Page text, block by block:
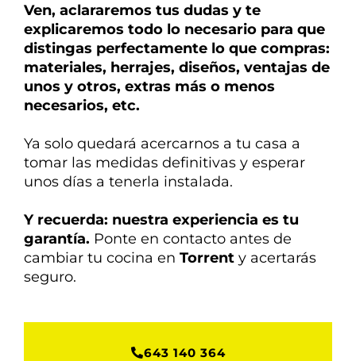
Ven, aclararemos tus dudas y te
explicaremos todo lo necesario para que
distingas perfectamente lo que compras:
materiales, herrajes, diseños, ventajas de
unos y otros, extras más o menos
necesarios, etc.
Ya solo quedará acercarnos a tu casa a
tomar las medidas definitivas y esperar
unos días a tenerla instalada.
Y recuerda: nuestra experiencia es tu
garantía. Ponte en contacto antes de
cambiar tu cocina en Torrent y acertarás
seguro.
643 140 364